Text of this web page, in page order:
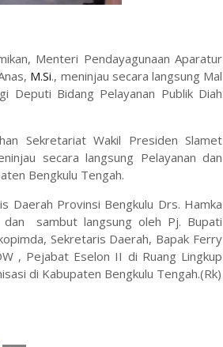
Menteri Pendayagunaan Aparatur
M.Si., meninjau secara langsung Mal
Deputi Bidang Pelayanan Publik Diah
Sekretariat Wakil Presiden Slamet
secara langsung Pelayanan dan
Bengkulu Tengah.
Daerah Provinsi Bengkulu Drs. Hamka
dan sambut langsung oleh Pj. Bupati
Sekretaris Daerah, Bapak Ferry
, Pejabat Eselon II di Ruang Lingkup
di Kabupaten Bengkulu Tengah.(Rk)